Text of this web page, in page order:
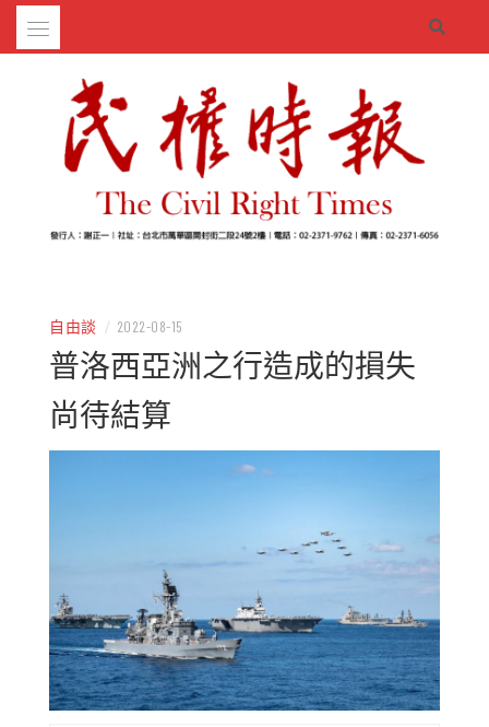
Skip
自由談 / 2022-08-15
普洛西亞洲之行造成的損失
尚待結算